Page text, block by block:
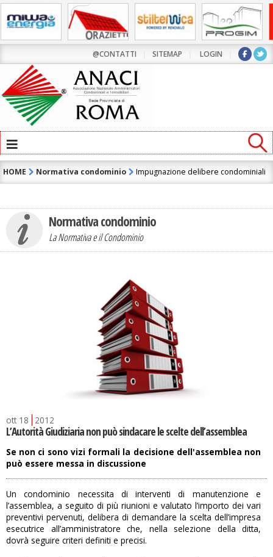
@CONTATTI SITEMAP LOGIN
≡
HOME Normativa condominio Impugnazione delibere condominiali
Normativa condominio
La Normativa e il Condominio
ott 18 2012
L’Autorità Giudiziaria non può sindacare le scelte dell’assemblea
Se non ci sono vizi formali la decisione dell'assemblea non
può essere messa in discussione
Un condominio necessita di interventi di manutenzione e
l’assemblea, a seguito di più riunioni e valutato l’importo dei vari
preventivi pervenuti, delibera di demandare la scelta dell’impresa
esecutrice all’amministratore che, nella selezione della ditta,
dovrà seguire criteri definiti e precisi.